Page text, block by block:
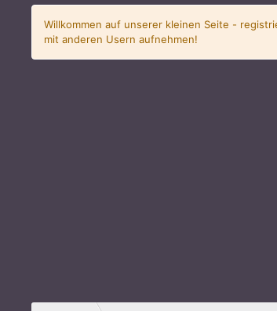
Willkommen auf unserer kleinen Seite -
mit anderen Usern aufnehmen!